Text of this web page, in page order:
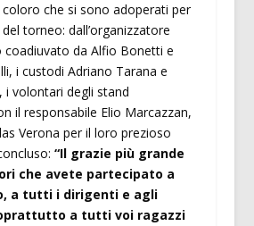
che si sono adoperati per
torneo: dall’organizzatore
coadiuvato da Alfio Bonetti e
i custodi Adriano Tarana e
i volontari degli stand
il responsabile Elio Marcazzan,
Verona per il loro prezioso
“Il grazie più grande
che avete partecipato a
a tutti i dirigenti e agli
a tutti voi ragazzi